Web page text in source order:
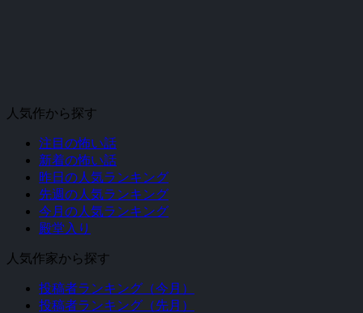
人気作から探す
注目の怖い話
新着の怖い話
昨日の人気ランキング
先週の人気ランキング
今月の人気ランキング
殿堂入り
人気作家から探す
投稿者ランキング（今月）
投稿者ランキング（先月）